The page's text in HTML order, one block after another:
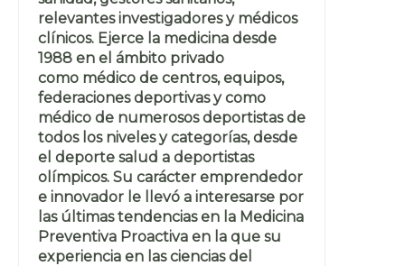
relevantes investigadores y médicos
clínicos. Ejerce la medicina desde
1988 en el ámbito privado
como médico de centros, equipos,
federaciones deportivas y como
médico de numerosos deportistas de
todos los niveles y categorías, desde
el deporte salud a deportistas
olímpicos. Su carácter emprendedor
e innovador le llevó a interesarse por
las últimas tendencias en la Medicina
Preventiva Proactiva en la que su
experiencia en las ciencias del